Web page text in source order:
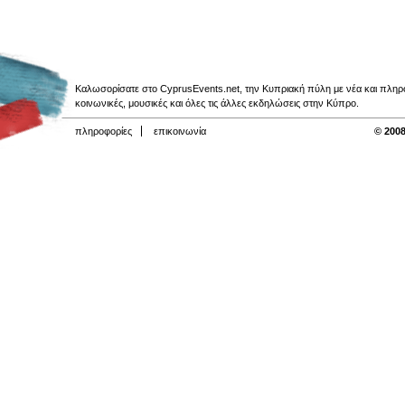
Καλωσορίσατε στο CyprusEvents.net, την Κυπριακή πύλη με νέα και
κοινωνικές, μουσικές και όλες τις άλλες εκδηλώσεις στην Κύπρο.
πληροφορίες επικοινωνία ©